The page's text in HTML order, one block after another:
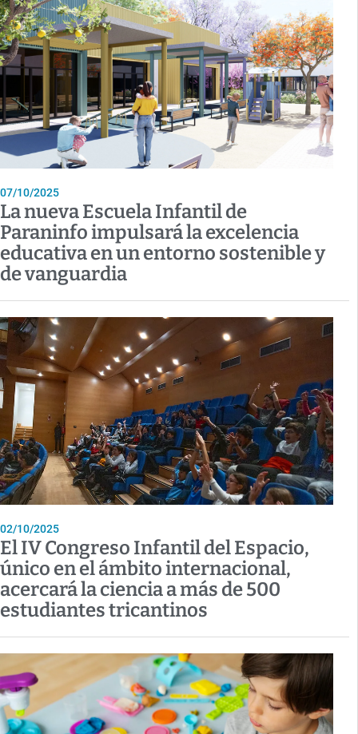
07/10/2025
La nueva Escuela Infantil de
Paraninfo impulsará la excelencia
educativa en un entorno sostenible y
de vanguardia
02/10/2025
El IV Congreso Infantil del Espacio,
único en el ámbito internacional,
acercará la ciencia a más de 500
estudiantes tricantinos